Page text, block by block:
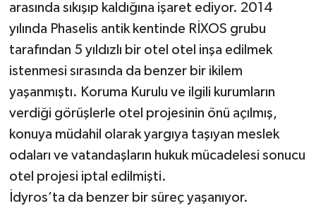
arasında sıkışıp kaldığına işaret ediyor. 2014
yılında Phaselis antik kentinde RİXOS grubu
tarafından 5 yıldızlı bir otel otel inşa edilmek
istenmesi sırasında da benzer bir ikilem
yaşanmıştı. Koruma Kurulu ve ilgili kurumların
verdiği görüşlerle otel projesinin önü açılmış,
konuya müdahil olarak yargıya taşıyan meslek
odaları ve vatandaşların hukuk mücadelesi sonucu
otel projesi iptal edilmişti.
İdyros’ta da benzer bir süreç yaşanıyor.